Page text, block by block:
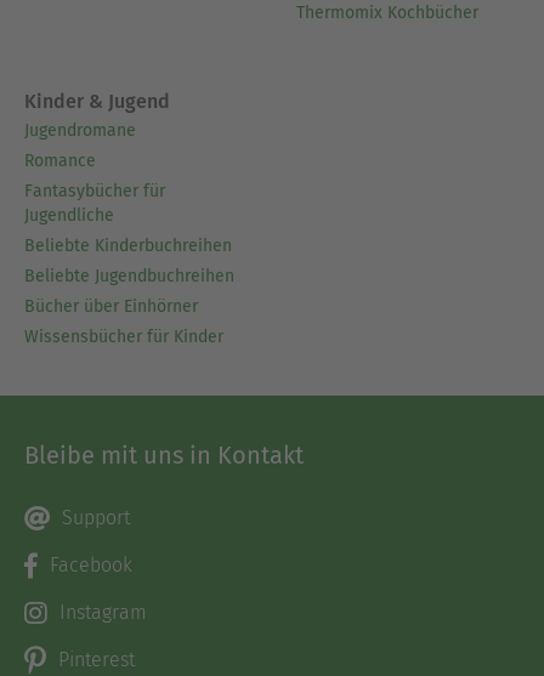
Thermomix Kochbücher
Kinder & Jugend
Jugendromane
Romance
Fantasybücher für
Jugendliche
Beliebte Kinderbuchreihen
Beliebte Jugendbuchreihen
Bücher über Einhörner
Wissensbücher für Kinder
Bleibe mit uns in Kontakt
Support
Facebook
Instagram
Pinterest